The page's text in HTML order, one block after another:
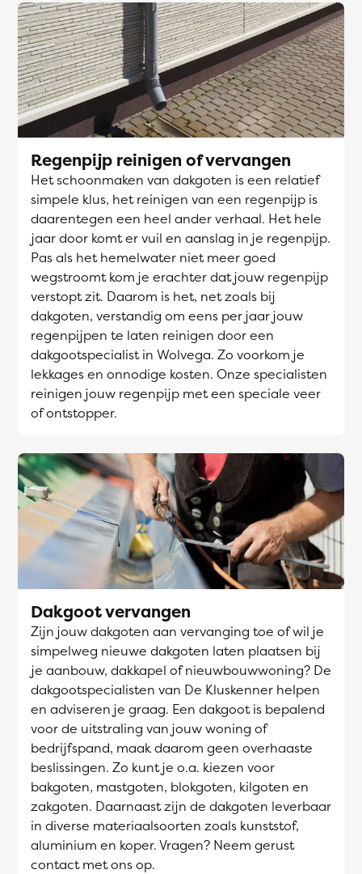
Regenpijp reinigen of vervangen
Het schoonmaken van dakgoten is een relatief
simpele klus, het reinigen van een regenpijp is
daarentegen een heel ander verhaal. Het hele
jaar door komt er vuil en aanslag in je regenpijp.
Pas als het hemelwater niet meer goed
wegstroomt kom je erachter dat jouw regenpijp
verstopt zit. Daarom is het, net zoals bij
dakgoten, verstandig om eens per jaar jouw
regenpijpen te laten reinigen door een
dakgootspecialist in Wolvega. Zo voorkom je
lekkages en onnodige kosten. Onze specialisten
reinigen jouw regenpijp met een speciale veer
of ontstopper.
Dakgoot vervangen
Zijn jouw dakgoten aan vervanging toe of wil je
simpelweg nieuwe dakgoten laten plaatsen bij
je aanbouw, dakkapel of nieuwbouwwoning? De
dakgootspecialisten van De Kluskenner helpen
en adviseren je graag. Een dakgoot is bepalend
voor de uitstraling van jouw woning of
bedrijfspand, maak daarom geen overhaaste
beslissingen. Zo kunt je o.a. kiezen voor
bakgoten, mastgoten, blokgoten, kilgoten en
zakgoten. Daarnaast zijn de dakgoten leverbaar
in diverse materiaalsoorten zoals kunststof,
aluminium en koper. Vragen? Neem gerust
contact met ons op.